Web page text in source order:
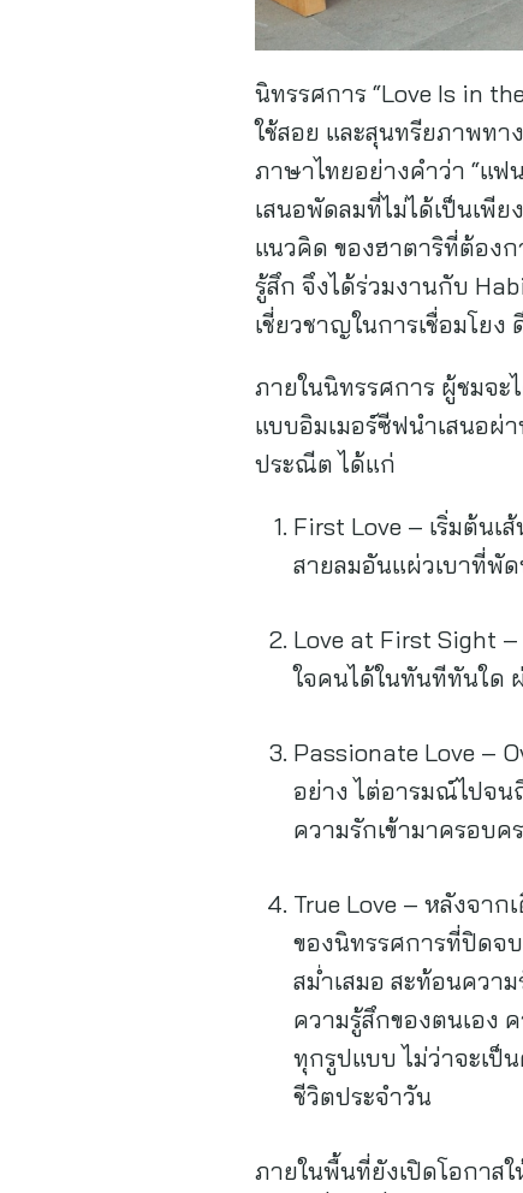
นิทรรศการ “Love Is in
ใช้สอย และสุนทรียภาพทา
ภาษาไทยอย่างคำว่า “แฟ
เสนอพัดลมที่ไม่ได้เป็นเพีย
แนวคิด ของฮาตาริที่ต้อง
รู้สึก จึงได้ร่วมงานกับ
เชี่ยวชาญในการเชื่อมโยง
ภายในนิทรรศการ ผู้ชมจะ
แบบอิมเมอร์ซีฟนำเสนอผ่
ประณีต ได้แก่
First Love – เริ่มต้นเ
สายลมอันแผ่วเบาที่พั
Love at First Sight
ใจคนได้ในทันทีทันใด
Passionate Love –
อย่าง ไต่อารมณ์ไปจน
ความรักเข้ามาครอบ
True Love – หลังจา
ของนิทรรศการที่ปิดจ
สม่ำเสมอ สะท้อนควา
ความรู้สึกของตนเอง
ทุกรูปแบบ ไม่ว่าจะเป็
ชีวิตประจำวัน
ภายในพื้นที่ยังเปิดโอกาส